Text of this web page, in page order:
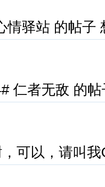
情驿站 的帖子
仁者无敌 的
可以，请叫